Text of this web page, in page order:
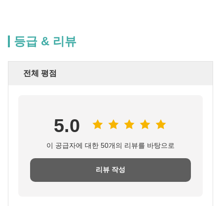
등급 & 리뷰
전체 평점
5.0
이 공급자에 대한 50개의 리뷰를 바탕으로
리뷰 작성